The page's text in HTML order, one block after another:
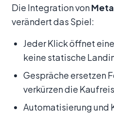
Die Integration von
verändert das Spiel:
Jeder Klick öffnet
keine statische
Gespräche ersetzen
verkürzen die
Automatisierung und